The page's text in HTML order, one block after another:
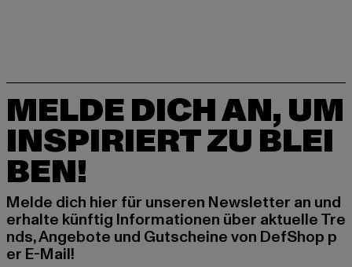
MELDE DICH AN, UM
INSPIRIERT ZU BLEI
BEN!
Melde dich hier für unseren Newsletter an und
erhalte künftig Informationen über aktuelle Tre
nds, Angebote und Gutscheine von DefShop p
er E-Mail!